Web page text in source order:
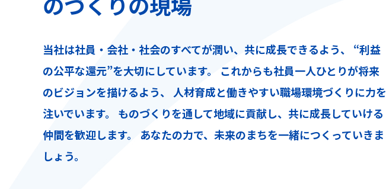
当社は社員・会社・社会のすべてが潤い、共に成長できるよう、 “利益
の公平な還元”を大切にしています。 これからも社員一人ひとりが将来
のビジョンを描けるよう、 人材育成と働きやすい職場環境づくりに力を
注いでいます。 ものづくりを通して地域に貢献し、共に成長していける
仲間を歓迎します。 あなたの力で、未来のまちを一緒につくっていきま
しょう。